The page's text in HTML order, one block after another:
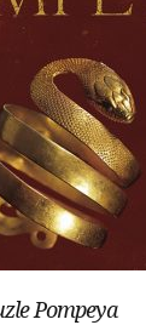
Pompeya